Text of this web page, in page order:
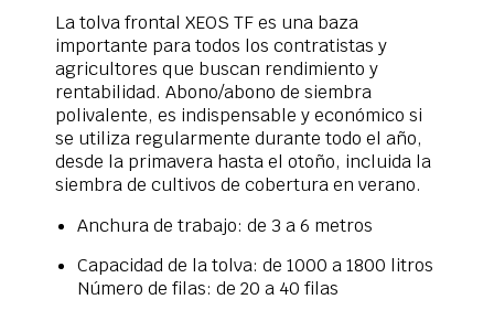
La tolva frontal XEOS TF es una baza
importante para todos los contratistas y
agricultores que buscan rendimiento y
rentabilidad. Abono/abono de siembra
polivalente, es indispensable y económico si
se utiliza regularmente durante todo el año,
desde la primavera hasta el otoño, incluida la
siembra de cultivos de cobertura en verano.
Anchura de trabajo: de 3 a 6 metros
Capacidad de la tolva: de 1000 a 1800 litros
Número de filas: de 20 a 40 filas